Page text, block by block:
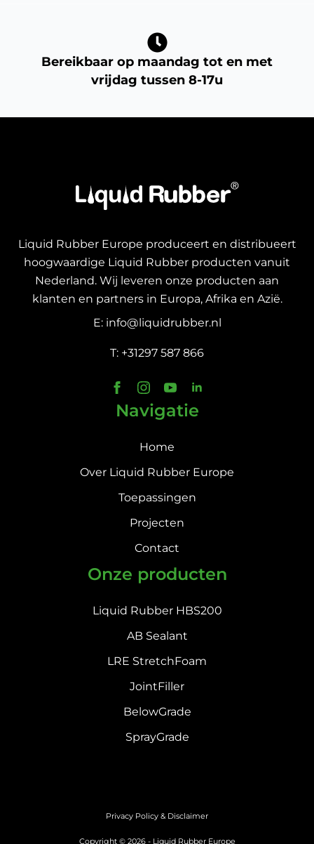
Bereikbaar op maandag tot en met
vrijdag tussen 8-17u
Liquid Rubber Europe produceert en distribueert
hoogwaardige Liquid Rubber producten vanuit
Nederland. Wij leveren onze producten aan
klanten en partners in Europa, Afrika en Azië.
E: info@liquidrubber.nl
T: +31297 587 866
Navigatie
Home
Over Liquid Rubber Europe
Toepassingen
Projecten
Contact
Onze producten
Liquid Rubber HBS200
AB Sealant
LRE StretchFoam
JointFiller
BelowGrade
SprayGrade
Privacy Policy & Disclaimer
Copyright © 2026 - Liquid Rubber Europe